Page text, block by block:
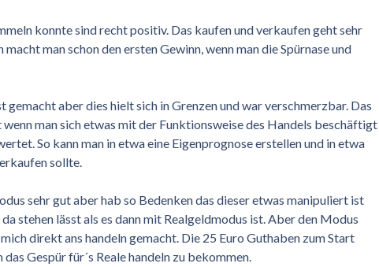
konnte sind recht positiv. Das kaufen und verkaufen geht sehr
man schon den ersten Gewinn, wenn man die Spürnase und
gemacht aber dies hielt sich in Grenzen und war verschmerzbar. Das
man sich etwas mit der Funktionsweise des Handels beschäftigt
So kann man in etwa eine Eigenprognose erstellen und in etwa
sollte.
sehr gut aber hab so Bedenken das dieser etwas manipuliert ist
stehen lässt als es dann mit Realgeldmodus ist. Aber den Modus
direkt ans handeln gemacht. Die 25 Euro Guthaben zum Start
Gespür für´s Reale handeln zu bekommen.